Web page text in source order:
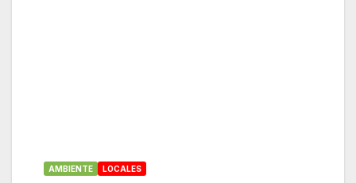
AMBIENTE LOCALES